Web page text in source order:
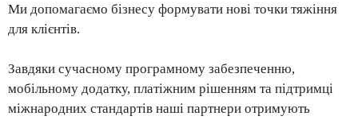
Ми допомагаємо бізнесу формувати нові точки тяжіння
для клієнтів.
Завдяки сучасному програмному забезпеченню,
мобільному додатку, платіжним рішенням та підтримці
міжнародних стандартів наші партнери отримують